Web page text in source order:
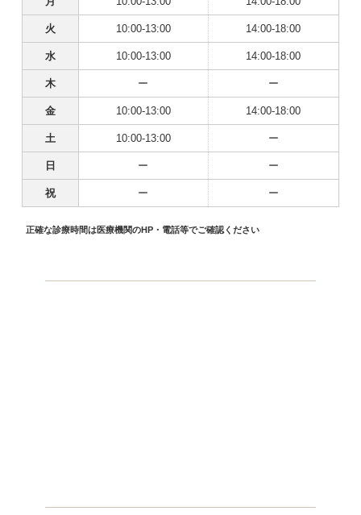
火 10:00-13:00 14:00-18:00
水 10:00-13:00 14:00-18:00
木 ー ー
金 10:00-13:00 14:00-18:00
土 10:00-13:00 ー
日 ー ー
祝 ー ー
正確な診療時間は医療機関のHP・電話等でご確認ください